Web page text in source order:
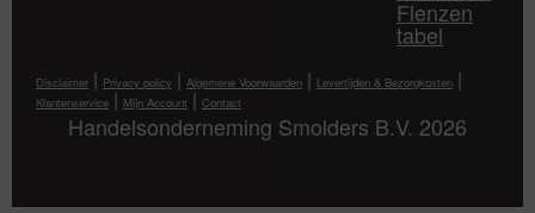
Flenzen
tabel
Disclaimer | Privacy policy | Algemene Voorwaarden | Levertijden & Bezorgkosten |
Klantenservice | Mijn Account | Contact
Handelsonderneming Smolders B.V. 2026